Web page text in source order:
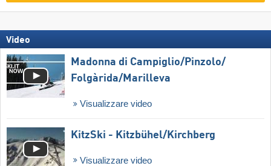
Video
Madonna di Campiglio/​Pinzolo/​
Folgàrida/​Marilleva
Visualizzare video
KitzSki - Kitzbühel/​Kirchberg
Visualizzare video